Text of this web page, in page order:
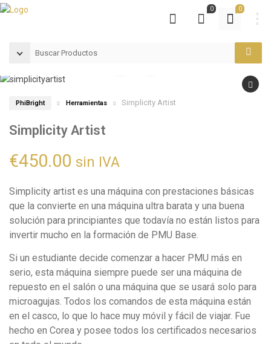
0
0
PhiBright Herramientas Simplicity Artist
Simplicity Artist
€450.00 sin IVA
Simplicity artist es una máquina con prestaciones básicas
que la convierte en una máquina ultra barata y una buena
solución para principiantes que todavía no están listos para
invertir mucho en la formación de PMU Base.
Si un estudiante decide comenzar a hacer PMU más en
serio, esta máquina siempre puede ser una máquina de
repuesto en el salón o una máquina que se usará solo para
microagujas. Todos los comandos de esta máquina están
en el casco, lo que lo hace muy móvil y fácil de viajar. Fue
hecho en Corea y posee todos los certificados necesarios